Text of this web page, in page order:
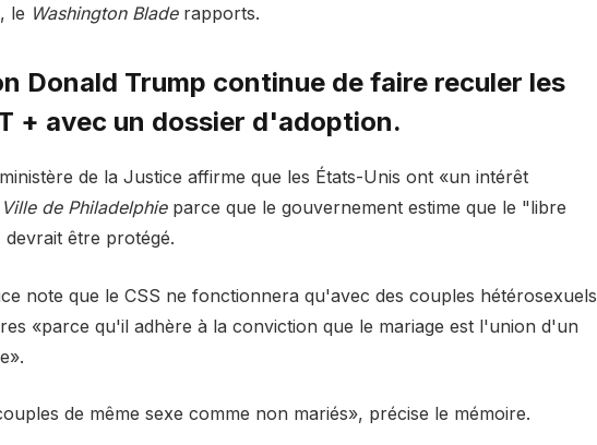
le Washington Blade rapports.
Donald Trump continue de faire reculer les
+ avec un dossier d'adoption.
de la Justice affirme que les États-Unis ont «un intérêt
de Philadelphieparce que le gouvernement estime que le "libre
être protégé.
note que le CSS ne fonctionnera qu'avec des couples hétérosexuels
«parce qu'il adhère à la conviction que le mariage est l'union d'un
de même sexe comme non mariés», précise le mémoire.